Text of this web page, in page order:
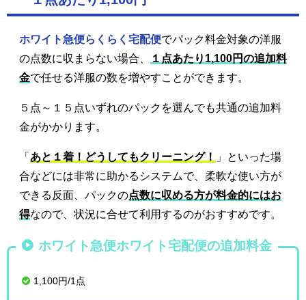
ホワイト急便らくらく宅配便でパック料金対象の洋服
の点数に収まらない場合、
１点あたり1,100円の追加料
金で任せる洋服の数を増やすことができます。
５点～１５点いずれのパックを選んでも共通の追加料
金がかかります。
「 あと１着！どうしてもクリーニング！
」といった場
合などには非常に助かるシステムで、柔軟な使い方が
できる反面、パックの点数に収める方が料金的にはお
得なので、状況に合せて利用するのがおすすめです。
ホワイト急便ホワイト宅配便の追加料金
1,100円/1点